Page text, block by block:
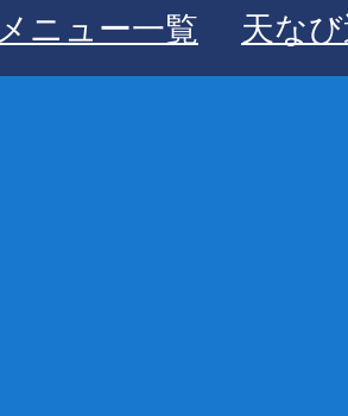
メニュー一覧
天な